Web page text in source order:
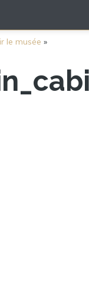
le musée »